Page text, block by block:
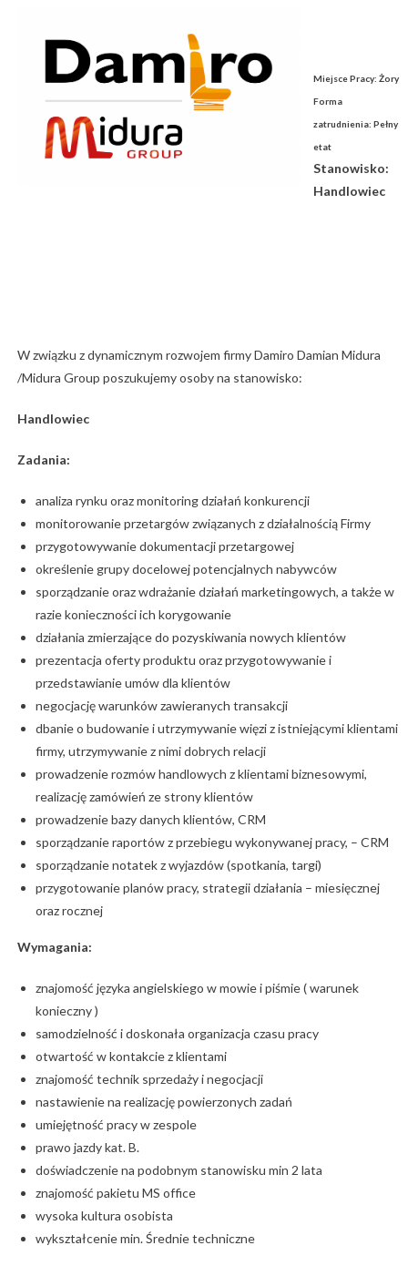
Miejsce Pracy: Żory
Forma
zatrudnienia: Pełny
etat
Stanowisko:
Handlowiec
W związku z dynamicznym rozwojem firmy Damiro Damian Midura
/Midura Group poszukujemy osoby na stanowisko:
Handlowiec
Zadania:
analiza rynku oraz monitoring działań konkurencji
monitorowanie przetargów związanych z działalnością Firmy
przygotowywanie dokumentacji przetargowej
określenie grupy docelowej potencjalnych nabywców
sporządzanie oraz wdrażanie działań marketingowych, a także w
razie konieczności ich korygowanie
działania zmierzające do pozyskiwania nowych klientów
prezentacja oferty produktu oraz przygotowywanie i
przedstawianie umów dla klientów
negocjację warunków zawieranych transakcji
dbanie o budowanie i utrzymywanie więzi z istniejącymi klientami
firmy, utrzymywanie z nimi dobrych relacji
prowadzenie rozmów handlowych z klientami biznesowymi,
realizację zamówień ze strony klientów
prowadzenie bazy danych klientów, CRM
sporządzanie raportów z przebiegu wykonywanej pracy, – CRM
sporządzanie notatek z wyjazdów (spotkania, targi)
przygotowanie planów pracy, strategii działania – miesięcznej
oraz rocznej
Wymagania:
znajomość języka angielskiego w mowie i piśmie ( warunek
konieczny )
samodzielność i doskonała organizacja czasu pracy
otwartość w kontakcie z klientami
znajomość technik sprzedaży i negocjacji
nastawienie na realizację powierzonych zadań
umiejętność pracy w zespole
prawo jazdy kat. B.
doświadczenie na podobnym stanowisku min 2 lata
znajomość pakietu MS office
wysoka kultura osobista
wykształcenie min. Średnie techniczne